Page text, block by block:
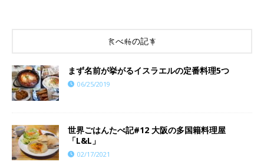
食べ物の記事
まず名前が挙がるイスラエルの定番料理5つ
06/25/2019
世界ごはんたべ記#12 大阪の多国籍料理屋
「L&L」
02/17/2021